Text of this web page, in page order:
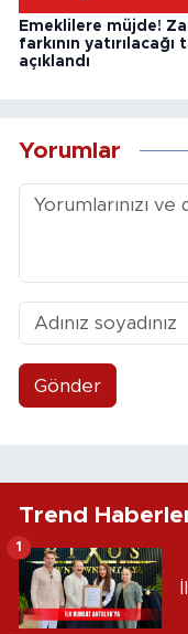
Emeklilere müjde!
farkının yatırılacağı
açıklandı
Yorumlar
Gönder
Trend
1